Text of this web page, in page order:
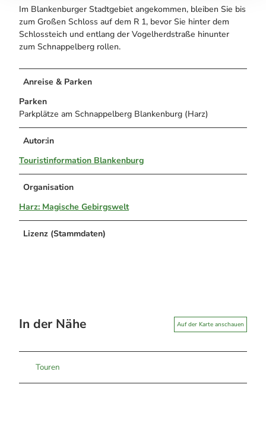
Im Blankenburger Stadtgebiet angekommen, bleiben Sie bis
zum Großen Schloss auf dem R 1, bevor Sie hinter dem
Schlossteich und entlang der Vogelherdstraße hinunter
zum Schnappelberg rollen.
Anreise & Parken
Parken
Parkplätze am Schnappelberg Blankenburg (Harz)
Autor:in
Touristinformation Blankenburg
Organisation
Harz: Magische Gebirgswelt
Lizenz (Stammdaten)
In der Nähe Auf der Karte anschauen
Touren